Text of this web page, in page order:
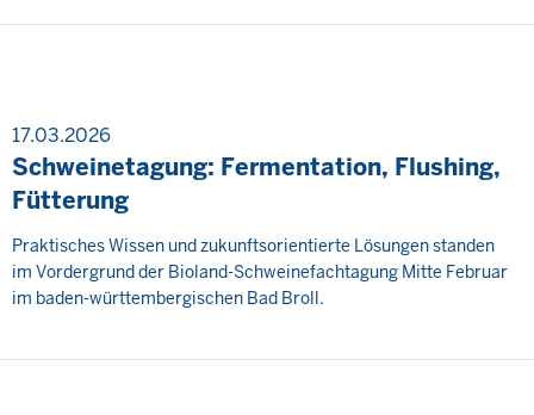
17.03.2026
Schweinetagung: Fermentation, Flushing,
Fütterung
Praktisches Wissen und zukunftsorientierte Lösungen standen
im Vordergrund der Bioland-Schweinefachtagung Mitte Februar
im baden-württembergischen Bad Broll.